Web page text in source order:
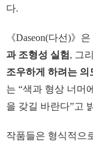
다.
《Daseon(다선)》
과 조형성 실험 , 그
조우하게 하려는
는 “색과 형상 너머
을 갖길 바란다”고
작품들은 형식적으